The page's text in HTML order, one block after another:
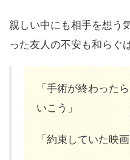
親しい中にも相手を想う
った友人の不安も和らぐ
「手術が終わった
いこう」
「約束していた映